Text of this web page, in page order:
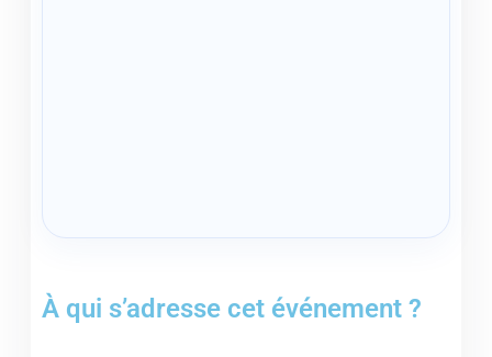
À qui s’adresse cet événement ?